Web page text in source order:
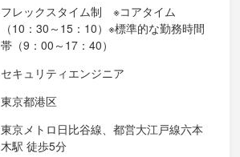
フレックスタイム制 ※コアタイム
（10：30～15：10）※標準的な勤務時間
帯（9：00～17：40）
セキュリティエンジニア
東京都港区
東京メトロ日比谷線、都営大江戸線六本
木駅 徒歩5分